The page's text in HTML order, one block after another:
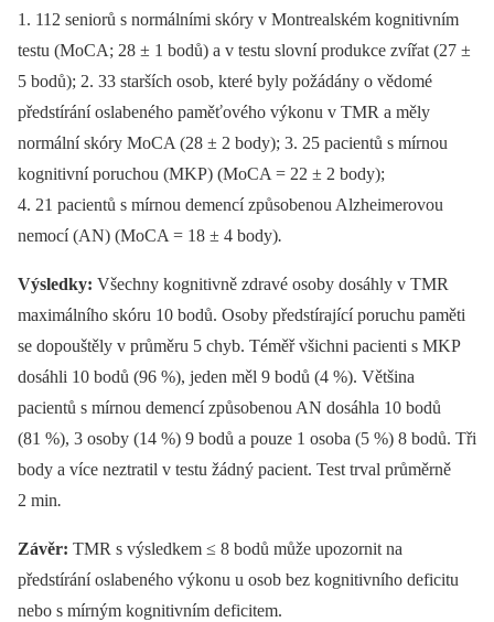
1. 112 seniorů s normálními skóry v Montrealském kognitivním
testu (MoCA; 28 ± 1 bodů) a v testu slovní produkce zvířat (27 ±
5 bodů); 2. 33 starších osob, které byly požádány o vědomé
předstírání oslabeného paměťového výkonu v TMR a měly
normální skóry MoCA (28 ± 2 body); 3. 25 pacientů s mírnou
kognitivní poruchou (MKP) (MoCA = 22 ± 2 body);
4. 21 pacientů s mírnou demencí způsobenou Alzheimerovou
nemocí (AN) (MoCA = 18 ± 4 body).
Výsledky: Všechny kognitivně zdravé osoby dosáhly v TMR
maximálního skóru 10 bodů. Osoby předstírající poruchu paměti
se dopouštěly v průměru 5 chyb. Téměř všichni pacienti s MKP
dosáhli 10 bodů (96 %), jeden měl 9 bodů (4 %). Většina
pacientů s mírnou demencí způsobenou AN dosáhla 10 bodů
(81 %), 3 osoby (14 %) 9 bodů a pouze 1 osoba (5 %) 8 bodů. Tři
body a více neztratil v testu žádný pacient. Test trval průměrně
2 min.
Závěr: TMR s výsledkem ≤ 8 bodů může upozornit na
předstírání oslabeného výkonu u osob bez kognitivního deficitu
nebo s mírným kognitivním deficitem.